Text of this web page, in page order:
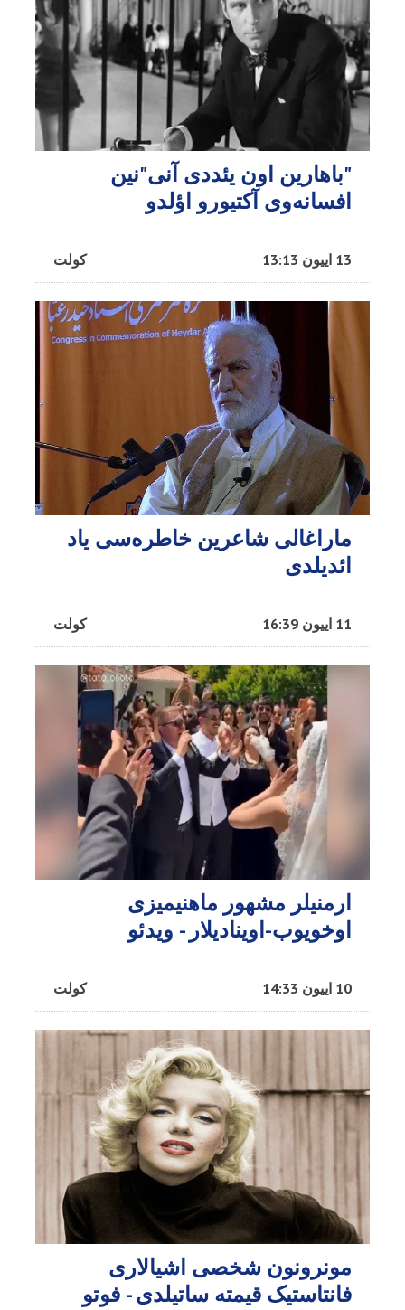
"باهارین اون یئددی آنی"نین
افسانه‌وی آکتیورو اؤلدو
کولت 13 اییون 13:13
ماراغالی شاعرین خاطره‌سی یاد
ائدیلدی
کولت 11 اییون 16:39
ارمنیلر مشهور ماهنیمیزی
اوخویوب-اوینادیلار - ویدئو
کولت 10 اییون 14:33
مونرونون شخصی اشیالاری
فانتاستیک قیمته ساتیلدی - فوتو